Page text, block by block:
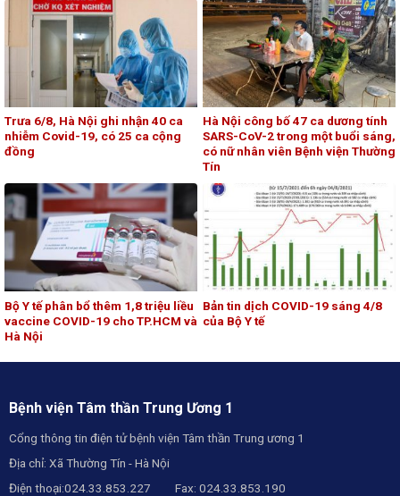
Trưa 6/8, Hà Nội ghi nhận 40 ca
nhiễm Covid-19, có 25 ca cộng
đồng
Hà Nội công bố 47 ca dương tính
SARS-CoV-2 trong một buổi sáng,
có nữ nhân viên Bệnh viện Thường
Tín
Bộ Y tế phân bổ thêm 1,8 triệu liều
vaccine COVID-19 cho TP.HCM và
Hà Nội
Bản tin dịch COVID-19 sáng 4/8
của Bộ Y tế
Bệnh viện Tâm thần Trung Ương 1
Cổng thông tin điện tử bệnh viện Tâm thần Trung ương 1
Địa chỉ: Xã Thường Tín - Hà Nội
Điện thoại:024.33.853.227 Fax: 024.33.853.190